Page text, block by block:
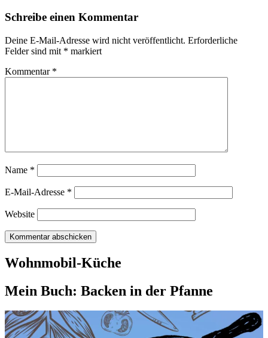
Schreibe einen Kommentar
Deine E-Mail-Adresse wird nicht veröffentlicht. Erforderliche
Felder sind mit * markiert
Kommentar *
Name *
E-Mail-Adresse *
Website
Wohnmobil-Küche
Mein Buch: Backen in der Pfanne